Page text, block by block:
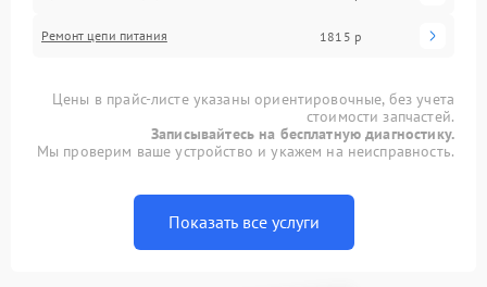
Ремонт цепи питания 1815 р
Цены в прайс-листе указаны ориентировочные, без учета
стоимости запчастей.
Записывайтесь на бесплатную диагностику.
Мы проверим ваше устройство и укажем на неисправность.
Показать все услуги